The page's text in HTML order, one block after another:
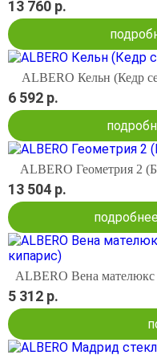
13 760 р.
ALBERO Кельн (Кедр
6 592 р.
ALBERO Геометрия 2
13 504 р.
ALBERO Вена
5 312 р.